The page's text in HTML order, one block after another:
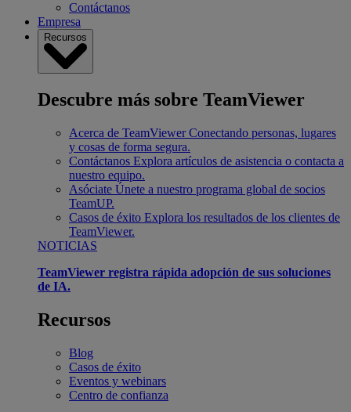
Contáctanos
Empresa
Recursos
Descubre más sobre TeamViewer
Acerca de TeamViewer Conectando personas, lugares
y cosas de forma segura.
Contáctanos Explora artículos de asistencia o contacta a
nuestro equipo.
Asóciate Únete a nuestro programa global de socios
TeamUP.
Casos de éxito Explora los resultados de los clientes de
TeamViewer.
NOTICIAS
TeamViewer registra rápida adopción de sus soluciones
de IA.
Recursos
Blog
Casos de éxito
Eventos y webinars
Centro de confianza